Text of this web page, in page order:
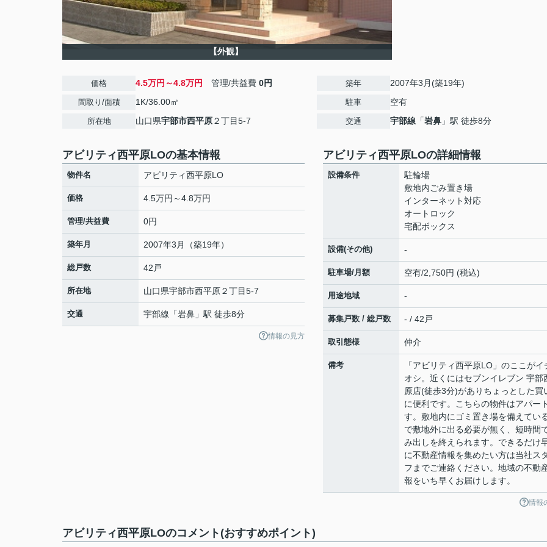
【外観】
価格 4.5万円～4.8万円 管理/共益費 0円
間取り/面積 1K/36.00㎡
所在地 山口県宇部市西平原２丁目5-7
築年 2007年3月(築19年)
駐車 空有
交通 宇部線 「岩鼻 」駅 徒歩8分
アビリティ西平原LOの基本情報
物件名 アビリティ西平原LO
価格 4.5万円～4.8万円
管理/共益費 0円
築年月 2007年3月（築19年）
総戸数 42戸
所在地 山口県宇部市西平原２丁目5-7
交通 宇部線 「岩鼻 」駅 徒歩8分
情報の見方
アビリティ西平原LOの詳細情報
設備条件
駐輪場
敷地内ごみ置き場
インターネット対応
オートロック
宅配ボックス
設備(その他) -
駐車場/月額 空有/2,750円 (税込)
用途地域 -
募集戸数 / 総戸数 - / 42戸
取引態様 仲介
備考
「アビリティ西平原LO」のここがイ
オシ。近くにはセブンイレブン 宇部
原店(徒歩3分)がありちょっとした買
に便利です。こちらの物件はアパー
す。敷地内にゴミ置き場を備えてい
で敷地外に出る必要が無く、短時間
み出しを終えられます。できるだけ
に不動産情報を集めたい方は当社ス
フまでご連絡ください。地域の不動
報をいち早くお届けします。
情報
アビリティ西平原LOのコメント(おすすめポイント)